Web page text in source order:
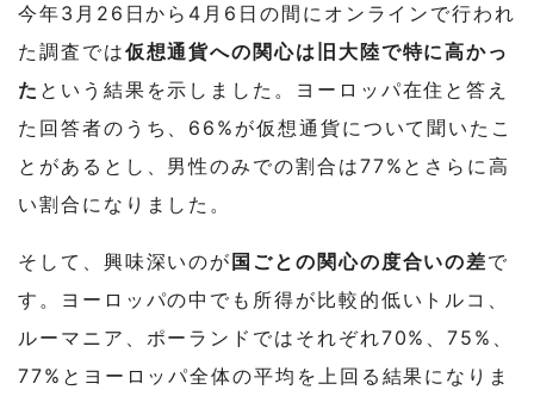
今年3月26日から4月6日の間にオンラインで行われ
た調査では仮想通貨への関心は旧大陸で特に高かっ
た という結果を示しました。ヨーロッパ在住と答え
た回答者のうち、66%が仮想通貨について聞いたこ
とがあるとし、男性のみでの割合は77%とさらに高
い割合になりました。
そして、興味深いのが 国ごとの関心の度合いの差で
す。ヨーロッパの中でも所得が比較的低いトルコ、
ルーマニア、ポーランドではそれぞれ70%、75%、
77%とヨーロッパ全体の平均を上回る結果になりま